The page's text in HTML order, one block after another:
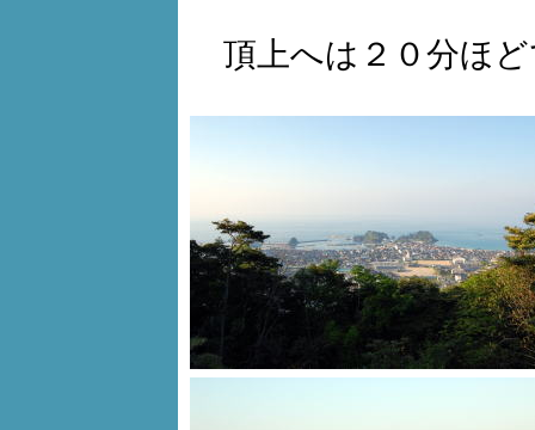
頂上へは２０分ほ